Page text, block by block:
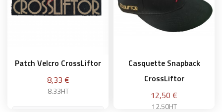
Patch Velcro CrossLiftor
Prix
8,33 €
8.33HT
Casquette Snapback
CrossLiftor
Prix
12,50 €
12.50HT